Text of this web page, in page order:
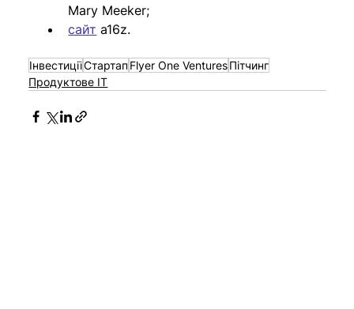
Mary Meeker;
сайт a16z.
ІнвестиціїСтартап Flyer One VenturesПітчинг
Продуктове IT